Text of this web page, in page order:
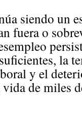
siendo un
fuera o
la
y el
de miles